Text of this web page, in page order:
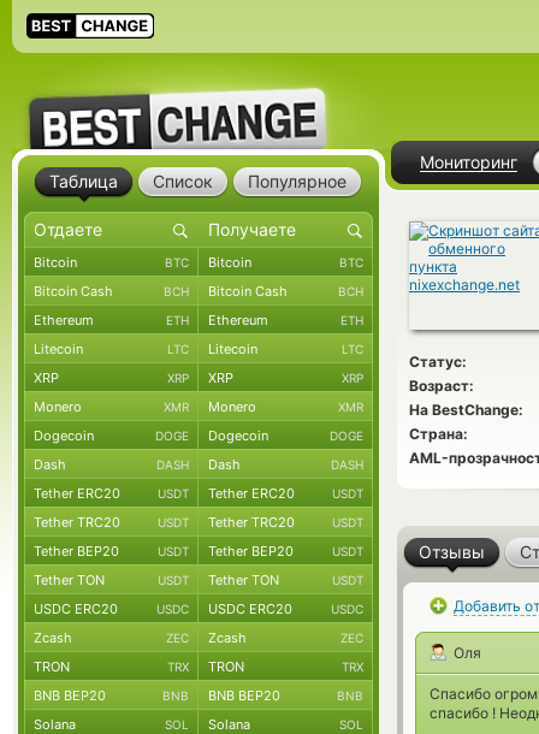
Мониторинг
Статус:
Возраст:
На BestChange:
Страна:
AML-
Отзывы
Добавить
Оля
Спасибо
спасибо !
Таблица Список Популярное
Bitcoin BTC Bitcoin BTC
Bitcoin Cash BCH Bitcoin Cash BCH
Ethereum ETH Ethereum ETH
Litecoin LTC Litecoin LTC
XRP XRP XRP XRP
Monero XMR Monero XMR
Dogecoin DOGE Dogecoin DOGE
Dash DASH Dash DASH
Tether ERC20 USDT Tether ERC20 USDT
Tether TRC20 USDT Tether TRC20 USDT
Tether BEP20 USDT Tether BEP20 USDT
Tether TON USDT Tether TON USDT
USDC ERC20 USDC USDC ERC20 USDC
Zcash ZEC Zcash ZEC
TRON TRX TRON TRX
BNB BEP20 BNB BNB BEP20 BNB
Solana SOL Solana SOL